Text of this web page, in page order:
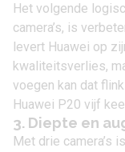
Het volgende
camera’s, is
levert Huawei op
kwaliteitsverlies,
voegen kan dat
Huawei P20 vijf
3. Diepte en
Met drie camera’s